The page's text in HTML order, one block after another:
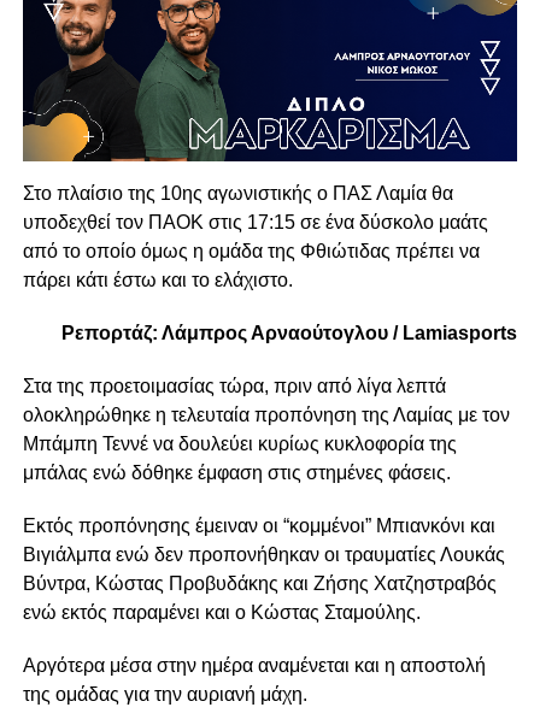
Στο πλαίσιο της 10ης αγωνιστικής ο ΠΑΣ Λαμία θα
υποδεχθεί τον ΠΑΟΚ στις 17:15 σε ένα δύσκολο μαάτς
από το οποίο όμως η ομάδα της Φθιώτιδας πρέπει να
πάρει κάτι έστω και το ελάχιστο.
Ρεπορτάζ: Λάμπρος Αρναούτογλου / Lamiasports
Στα της προετοιμασίας τώρα, πριν από λίγα λεπτά
ολοκληρώθηκε η τελευταία προπόνηση της Λαμίας με τον
Μπάμπη Τεννέ να δουλεύει κυρίως κυκλοφορία της
μπάλας ενώ δόθηκε έμφαση στις στημένες φάσεις.
Εκτός προπόνησης έμειναν οι “κομμένοι” Μπιανκόνι και
Βιγιάλμπα ενώ δεν προπονήθηκαν οι τραυματίες Λουκάς
Βύντρα, Κώστας Προβυδάκης και Ζήσης Χατζηστραβός
ενώ εκτός παραμένει και ο Κώστας Σταμούλης.
Αργότερα μέσα στην ημέρα αναμένεται και η αποστολή
της ομάδας για την αυριανή μάχη.